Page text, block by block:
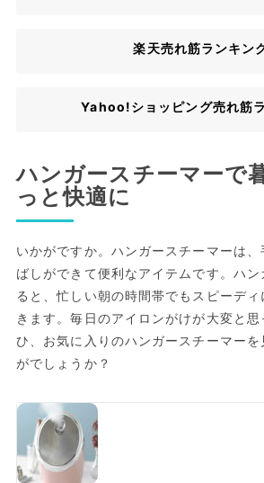
楽天売れ筋ランキン
Yahoo!ショッピング売れ筋
ハンガースチーマーで
っと快適に
いかがですか。ハンガースチーマーは
ばしができて便利なアイテムです。ハ
ると、忙しい朝の時間帯でもスピーデ
きます。毎日のアイロンがけが大変と
ひ、お気に入りのハンガースチーマー
がでしょうか？